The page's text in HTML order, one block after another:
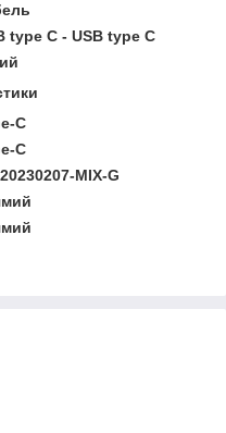
type C - USB type C
C
C
MIX-G